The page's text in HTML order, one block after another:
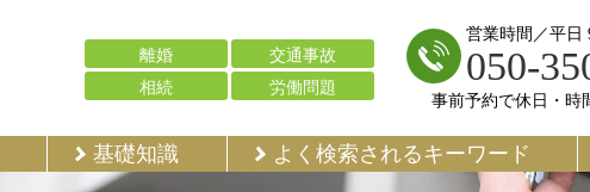
離婚
交通事故
相続
労働問題
営業時間／平日
050-
事前予約で休日・時
基礎知識 よく検索されるキーワード